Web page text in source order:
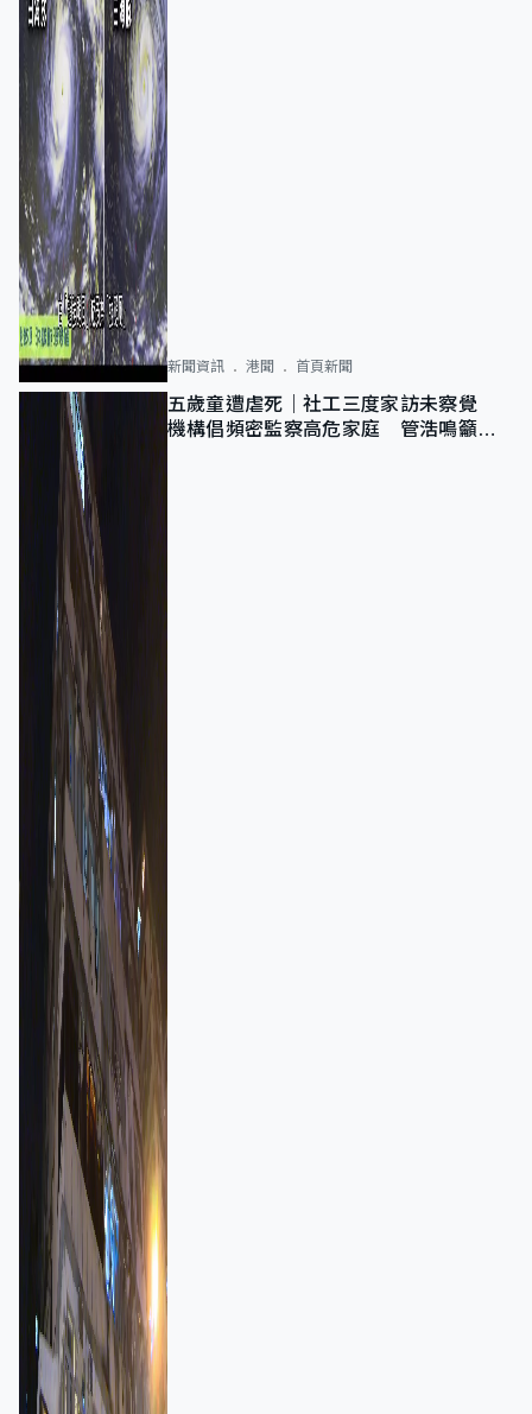
新聞資訊 港聞 首頁新聞
五歲童遭虐死｜社工三度家訪未察覺
機構倡頻密監察高危家庭 管浩鳴籲加